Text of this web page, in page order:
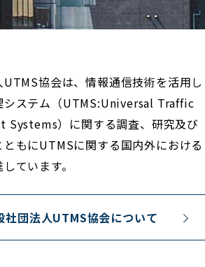
協会は、情報通信技術を活用し
システム（UTMS:Universal Traffic
Systems）に関する調査、研究及び
もにUTMSに関する国内外における
ています。
社団法人UTMS協会について